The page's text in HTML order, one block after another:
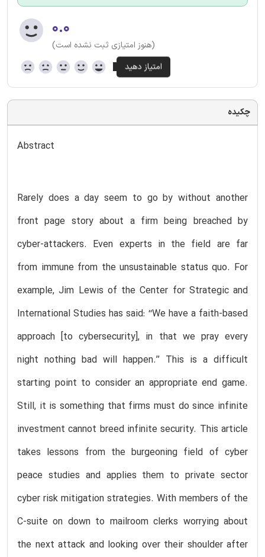
۰.۰
(هنوز امتیازی ثبت نشده است)
چکیده
Abstract
Rarely does a day seem to go by without another
front page story about a firm being breached by
cyber-attackers. Even experts in the field are far
from immune from the unsustainable status quo. For
example, Jim Lewis of the Center for Strategic and
International Studies has said: ‘‘We have a faith-based
approach [to cybersecurity], in that we pray every
night nothing bad will happen.’’ This is a difficult
starting point to consider an appropriate end game.
Still, it is something that firms must do since infinite
investment cannot breed infinite security. This article
takes lessons from the burgeoning field of cyber
peace studies and applies them to private sector
cyber risk mitigation strategies. With members of the
C-suite on down to mailroom clerks worrying about
the next attack and looking over their shoulder after